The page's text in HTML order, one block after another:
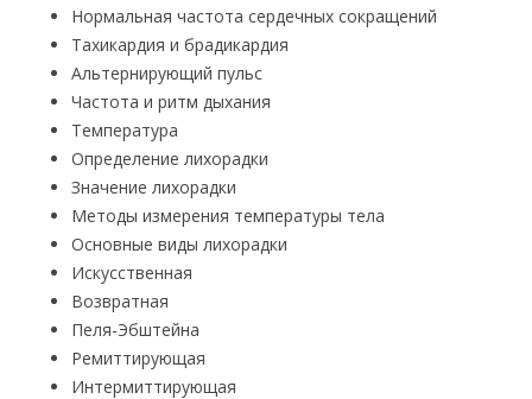
Нормальная частота сердечных сокращений
Тахикардия и брадикардия
Альтернирующий пульс
Частота и ритм дыхания
Температура
Определение лихорадки
Значение лихорадки
Методы измерения температуры тела
Основные виды лихорадки
Искусственная
Возвратная
Пеля-Эбштейна
Ремиттирующая
Интермиттирующая